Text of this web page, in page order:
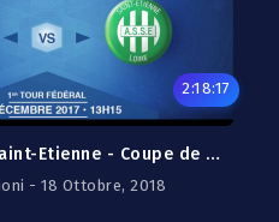
2:18:17
ASM FF VS AS Saint-Etienne - Coupe de France Féminine
- 18 Ottobre, 2018